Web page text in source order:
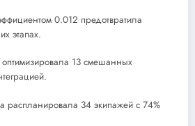
0.012 предотвратила
этапах.
13 смешанных
распланировала 34 экипажей с 74%